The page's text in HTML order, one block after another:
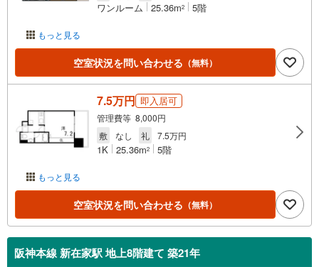
もっと見る
ワンルーム 25.36m2 5階
空室状況を問い合わせる （無料）
もっと見る
7.5万円 即入居可
管理費等 8,000円
敷
なし 礼 7.5万円
1K 25.36m2 5階
空室状況を問い合わせる （無料）
阪神本線 新在家駅 地上8階建て 築21年